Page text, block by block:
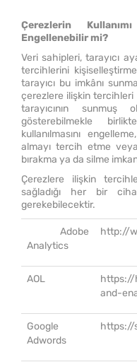
Çerezlerin
Engellenebilir mi?
Veri sahipleri, tarayıcı
tercihlerini
tarayıcı bu imkânı
çerezlere ilişkin tercihleri
tarayıcının sunmuş
gösterebilmekle
kullanılmasını
almayı tercih etme
bırakma ya da silme
Çerezlere ilişkin
sağladığı her bir
gerekebilecektir.
Adobe
Analytics
http://
AOL
https://
and-
Google
Adwords
https://